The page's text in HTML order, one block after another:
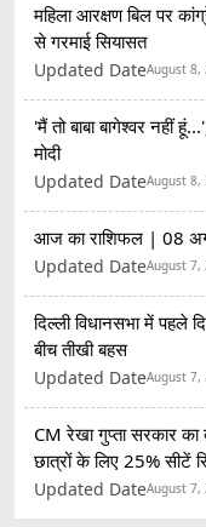
महिला आरक्षण बिल पर
से गरमाई सियासत
Updated DateAugust 8,
'मैं तो बाबा बागेश्वर नहीं
मोदी
Updated DateAugust 8,
आज का राशिफल | 08
Updated DateAugust 7,
दिल्ली विधानसभा में पहले
बीच तीखी बहस
Updated DateAugust 7,
CM रेखा गुप्ता सरकार का
छात्रों के लिए 25% सीटें
Updated DateAugust 7,